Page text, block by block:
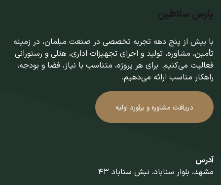
پارس سلاطین
با بیش از پنج دهه تجربه تخصصی در صنعت مبلمان، در زمینه
تأمین، مشاوره، تولید و اجرای تجهیزات اداری، هتلی و رستورانی
فعالیت می‌کنیم. برای هر پروژه، متناسب با نیاز، فضا و بودجه،
راهکار مناسب ارائه می‌دهیم.
دریافت مشاوره و برآورد اولیه
آدرس
مشهد، بلوار سناباد، نبش سناباد 43